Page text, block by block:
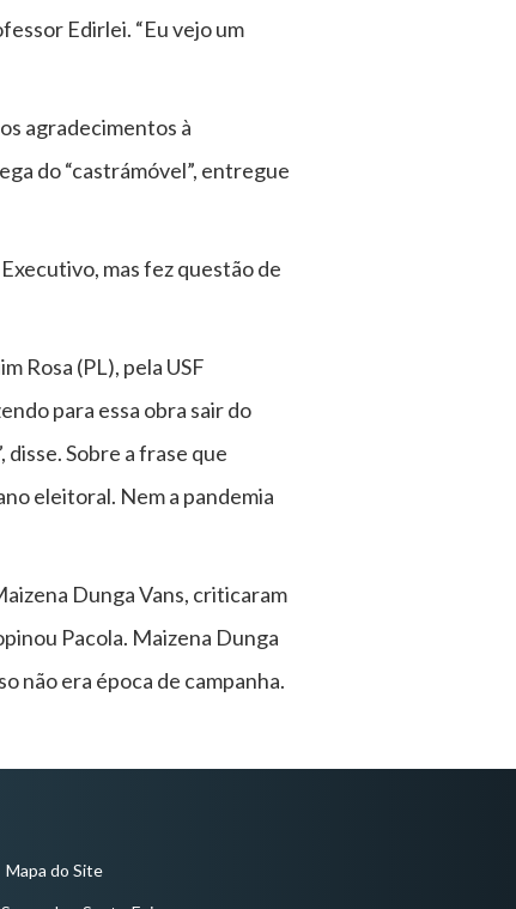
Edirlei. “Eu vejo um
agradecimentos à
do “castrámóvel”, entregue
mas fez questão de
Rosa (PL), pela USF
para essa obra sair do
Sobre a frase que
eleitoral. Nem a pandemia
Dunga Vans, criticaram
Pacola. Maizena Dunga
não era época de campanha.
Mapa do Site